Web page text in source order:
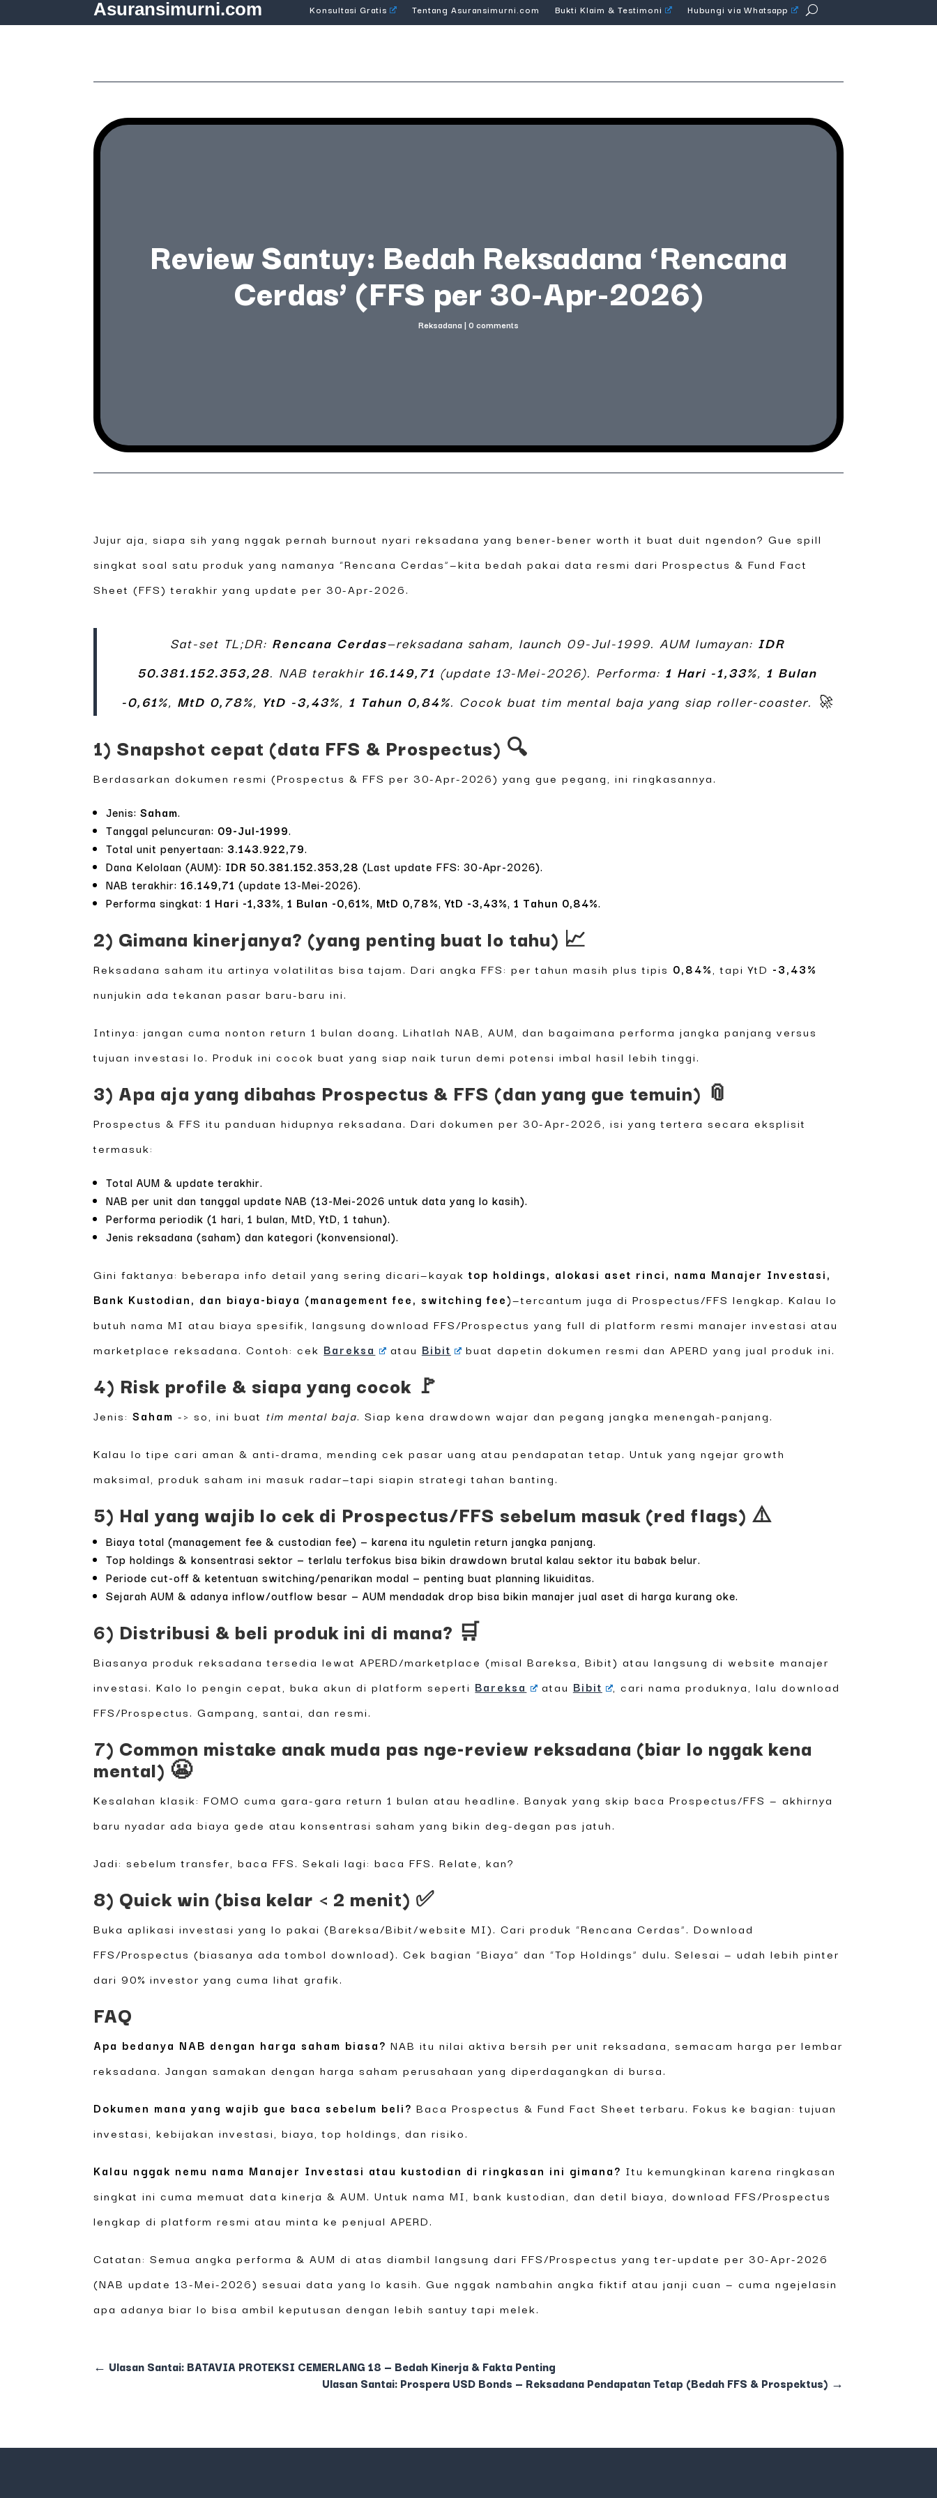
Asuransimurni.com Konsultasi Gratis Tentang Asuransimurni.com Bukti Klaim & Testimoni Hubungi via Whatsapp
Review Santuy: Bedah Reksadana ‘Rencana
Cerdas’ (FFS per 30-Apr-2026)
Reksadana | 0 comments
Jujur aja, siapa sih yang nggak pernah burnout nyari reksadana yang bener-bener worth it buat duit ngendon? Gue spill
singkat soal satu produk yang namanya “Rencana Cerdas”—kita bedah pakai data resmi dari Prospectus & Fund Fact
Sheet (FFS) terakhir yang update per 30-Apr-2026.
Sat-set TL;DR: Rencana Cerdas—reksadana saham, launch 09-Jul-1999. AUM lumayan: IDR
50.381.152.353,28. NAB terakhir 16.149,71 (update 13-Mei-2026). Performa: 1 Hari -1,33%, 1 Bulan
-0,61%, MtD 0,78%, YtD -3,43%, 1 Tahun 0,84%. Cocok buat tim mental baja yang siap roller-coaster. 🚀
1) Snapshot cepat (data FFS & Prospectus) 🔍
Berdasarkan dokumen resmi (Prospectus & FFS per 30-Apr-2026) yang gue pegang, ini ringkasannya.
Jenis:Saham.
Tanggal peluncuran: 09-Jul-1999.
Total unit penyertaan: 3.143.922,79.
Dana Kelolaan (AUM): IDR 50.381.152.353,28 (Last update FFS: 30-Apr-2026).
NAB terakhir:16.149,71 (update 13-Mei-2026).
Performa singkat:1 Hari -1,33%,1 Bulan -0,61%, MtD 0,78%,YtD -3,43%,1 Tahun 0,84%.
2) Gimana kinerjanya? (yang penting buat lo tahu) 📈
Reksadana saham itu artinya volatilitas bisa tajam. Dari angka FFS: per tahun masih plus tipis 0,84%, tapi YtD -3,43%
nunjukin ada tekanan pasar baru-baru ini.
Intinya: jangan cuma nonton return 1 bulan doang. Lihatlah NAB, AUM, dan bagaimana performa jangka panjang versus
tujuan investasi lo. Produk ini cocok buat yang siap naik turun demi potensi imbal hasil lebih tinggi.
3) Apa aja yang dibahas Prospectus & FFS (dan yang gue temuin) 📎
Prospectus & FFS itu panduan hidupnya reksadana. Dari dokumen per 30-Apr-2026, isi yang tertera secara eksplisit
termasuk:
Total AUM & update terakhir.
NAB per unit dan tanggal update NAB (13-Mei-2026 untuk data yang lo kasih).
Performa periodik (1 hari, 1 bulan, MtD, YtD, 1 tahun).
Jenis reksadana (saham) dan kategori (konvensional).
Gini faktanya: beberapa info detail yang sering dicari—kayaktop holdings, alokasi aset rinci, nama Manajer Investasi,
Bank Kustodian, dan biaya-biaya (management fee, switching fee)—tercantum juga di Prospectus/FFS lengkap. Kalau lo
butuh nama MI atau biaya spesifik, langsung download FFS/Prospectus yang full di platform resmi manajer investasi atau
marketplace reksadana. Contoh: cek Bareksa atau Bibit buat dapetin dokumen resmi dan APERD yang jual produk ini.
4) Risk profile & siapa yang cocok 🚩
Jenis:Saham -> so, ini buat tim mental baja. Siap kena drawdown wajar dan pegang jangka menengah-panjang.
Kalau lo tipe cari aman & anti-drama, mending cek pasar uang atau pendapatan tetap. Untuk yang ngejar growth
maksimal, produk saham ini masuk radar—tapi siapin strategi tahan banting.
5) Hal yang wajib lo cek di Prospectus/FFS sebelum masuk (red flags) ⚠️
Biaya total (management fee & custodian fee) — karena itu nguletin return jangka panjang.
Top holdings & konsentrasi sektor — terlalu terfokus bisa bikin drawdown brutal kalau sektor itu babak belur.
Periode cut-off & ketentuan switching/penarikan modal — penting buat planning likuiditas.
Sejarah AUM & adanya inflow/outflow besar — AUM mendadak drop bisa bikin manajer jual aset di harga kurang oke.
6) Distribusi & beli produk ini di mana? 🛒
Biasanya produk reksadana tersedia lewat APERD/marketplace (misal Bareksa, Bibit) atau langsung di website manajer
investasi. Kalo lo pengin cepat, buka akun di platform seperti Bareksa atau Bibit
, cari nama produknya, lalu download
FFS/Prospectus. Gampang, santai, dan resmi.
7) Common mistake anak muda pas nge-review reksadana (biar lo nggak kena
mental) 😬
Kesalahan klasik: FOMO cuma gara-gara return 1 bulan atau headline. Banyak yang skip baca Prospectus/FFS — akhirnya
baru nyadar ada biaya gede atau konsentrasi saham yang bikin deg-degan pas jatuh.
Jadi: sebelum transfer, baca FFS. Sekali lagi: baca FFS. Relate, kan?
8) Quick win (bisa kelar < 2 menit) ✅
Buka aplikasi investasi yang lo pakai (Bareksa/Bibit/website MI). Cari produk “Rencana Cerdas”. Download
FFS/Prospectus (biasanya ada tombol download). Cek bagian “Biaya” dan “Top Holdings” dulu. Selesai — udah lebih pinter
dari 90% investor yang cuma lihat grafik.
FAQ
Apa bedanya NAB dengan harga saham biasa? NAB itu nilai aktiva bersih per unit reksadana, semacam harga per lembar
reksadana. Jangan samakan dengan harga saham perusahaan yang diperdagangkan di bursa.
Dokumen mana yang wajib gue baca sebelum beli? Baca Prospectus & Fund Fact Sheet terbaru. Fokus ke bagian: tujuan
investasi, kebijakan investasi, biaya, top holdings, dan risiko.
Kalau nggak nemu nama Manajer Investasi atau kustodian di ringkasan ini gimana? Itu kemungkinan karena ringkasan
singkat ini cuma memuat data kinerja & AUM. Untuk nama MI, bank kustodian, dan detil biaya, download FFS/Prospectus
lengkap di platform resmi atau minta ke penjual APERD.
Catatan: Semua angka performa & AUM di atas diambil langsung dari FFS/Prospectus yang ter-update per 30-Apr-2026
(NAB update 13-Mei-2026) sesuai data yang lo kasih. Gue nggak nambahin angka fiktif atau janji cuan — cuma ngejelasin
apa adanya biar lo bisa ambil keputusan dengan lebih santuy tapi melek.
← Ulasan Santai: BATAVIA PROTEKSI CEMERLANG 18 — Bedah Kinerja & Fakta Penting
Ulasan Santai: Prospera USD Bonds — Reksadana Pendapatan Tetap (Bedah FFS & Prospektus) →